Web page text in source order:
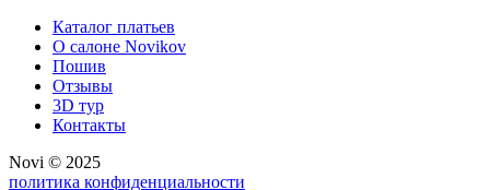
Каталог платьев
О салоне Novikov
Пошив
Отзывы
3D тур
Контакты
Novi © 2025
политика конфиденциальности